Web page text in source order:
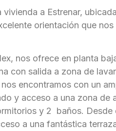
vivienda a Estrenar,
orientación que
nos ofrece en planta
con salida a zona de
encontramos con un
y acceso a una zona de
y 2 baños. Desde
a una fantástica